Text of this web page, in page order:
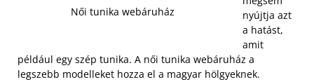
Női tunika webáruház
nyújtja azt
a hatást,
amit
például egy szép tunika. A női tunika webáruház a
legszebb modelleket hozza el a magyar hölgyeknek.